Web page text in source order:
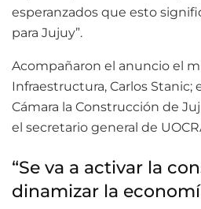
esperanzados que esto
para Jujuy”.
Acompañaron el anuncio el
Infraestructura, Carlos Stanic;
Cámara la Construcción de
el secretario general de
“Se va a activar la
dinamizar la